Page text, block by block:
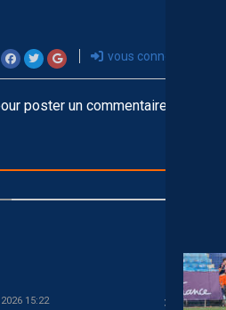
vous connecter
poster un commentaire
15:22